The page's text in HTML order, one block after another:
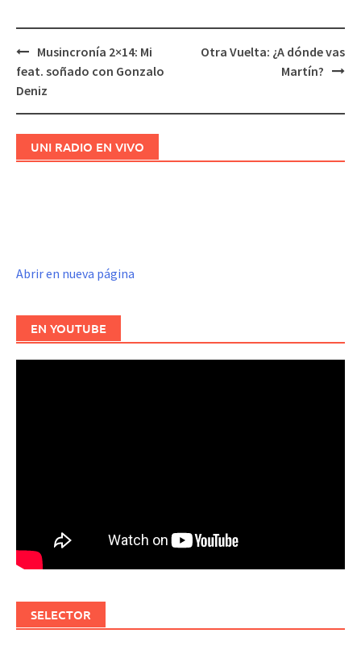
Navegación
de
Musincronía 2×14: Mi
feat. soñado con Gonzalo
Deniz
Otra Vuelta: ¿A dónde vas
Martín?
UNI RADIO EN VIVO
Abrir en nueva página
EN YOUTUBE
SELECTOR